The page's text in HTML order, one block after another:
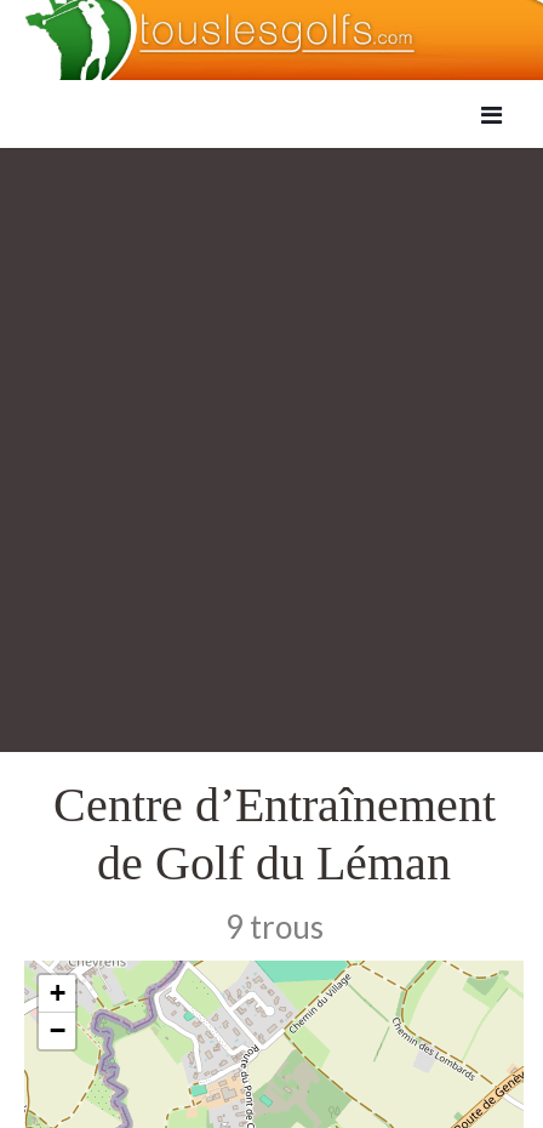
Centre d’Entraînement
de Golf du Léman
9 trous
+
−